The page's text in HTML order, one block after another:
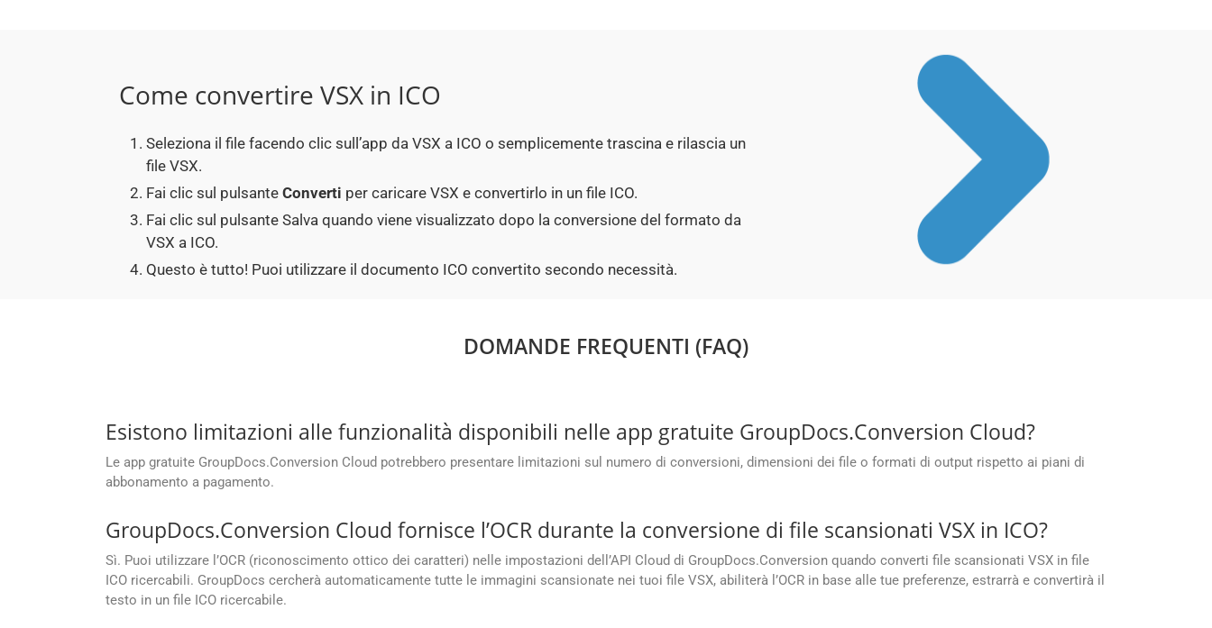
Come convertire VSX in ICO
Seleziona il file facendo clic sull’app da VSX a ICO o semplicemente trascina e rilascia un
file VSX.
Fai clic sul pulsante Converti per caricare VSX e convertirlo in un file ICO.
Fai clic sul pulsante Salva quando viene visualizzato dopo la conversione del formato da
VSX a ICO.
Questo è tutto! Puoi utilizzare il documento ICO convertito secondo necessità.
DOMANDE FREQUENTI (FAQ)
Esistono limitazioni alle funzionalità disponibili nelle app gratuite GroupDocs.Conversion Cloud?
Le app gratuite GroupDocs.Conversion Cloud potrebbero presentare limitazioni sul numero di conversioni, dimensioni dei file o formati di output rispetto ai piani di
abbonamento a pagamento.
GroupDocs.Conversion Cloud fornisce l’OCR durante la conversione di file scansionati VSX in ICO?
Sì. Puoi utilizzare l’OCR (riconoscimento ottico dei caratteri) nelle impostazioni dell’API Cloud di GroupDocs.Conversion quando converti file scansionati VSX in file
ICO ricercabili. GroupDocs cercherà automaticamente tutte le immagini scansionate nei tuoi file VSX, abiliterà l’OCR in base alle tue preferenze, estrarrà e convertirà il
testo in un file ICO ricercabile.